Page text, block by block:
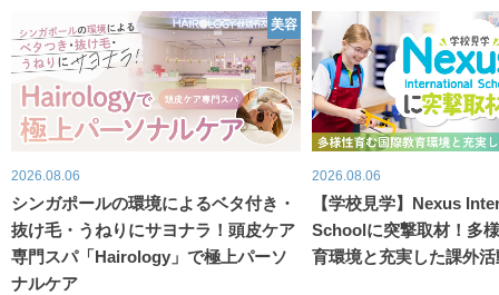
美容
2026.08.06
シンガポールの環境によるベタ付き・
抜け毛・うねりにサヨナラ！頭皮ケア
専門スパ「Hairology」で極上パーソ
ナルケア
2026.08.06
【学校見学】Nexus
Schoolに突撃取材！多
育環境と充実した課外